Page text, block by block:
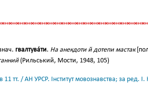
гвалтува́ти. На анекдоти й дотепи мастак
(Рильський, Мости, 1948, 105)
11 тт. / АН УРСР. Інститут мовознавства; за ред.